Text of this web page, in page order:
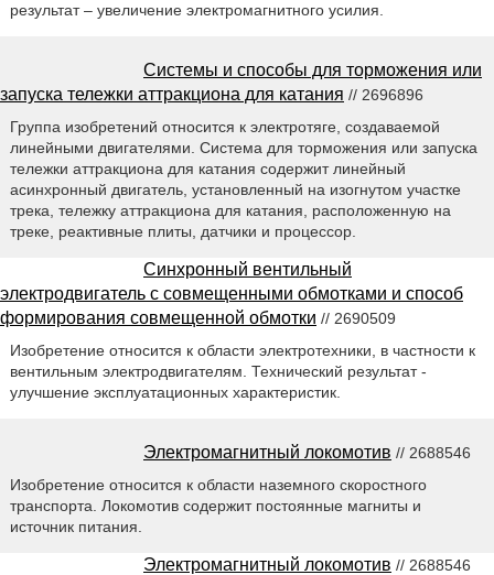
результат – увеличение электромагнитного усилия.
Системы и способы для торможения или
запуска тележки аттракциона для катания // 2696896
Группа изобретений относится к электротяге, создаваемой
линейными двигателями. Система для торможения или запуска
тележки аттракциона для катания содержит линейный
асинхронный двигатель, установленный на изогнутом участке
трека, тележку аттракциона для катания, расположенную на
треке, реактивные плиты, датчики и процессор.
Синхронный вентильный
электродвигатель с совмещенными обмотками и способ
формирования совмещенной обмотки // 2690509
Изобретение относится к области электротехники, в частности к
вентильным электродвигателям. Технический результат -
улучшение эксплуатационных характеристик.
Электромагнитный локомотив // 2688546
Изобретение относится к области наземного скоростного
транспорта. Локомотив содержит постоянные магниты и
источник питания.
Электромагнитный локомотив // 2688546